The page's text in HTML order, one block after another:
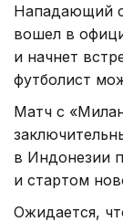
Нападающий
вошел в
и начнет
футболист
Матч с
в Индонезии
и стартом
Ожидается,